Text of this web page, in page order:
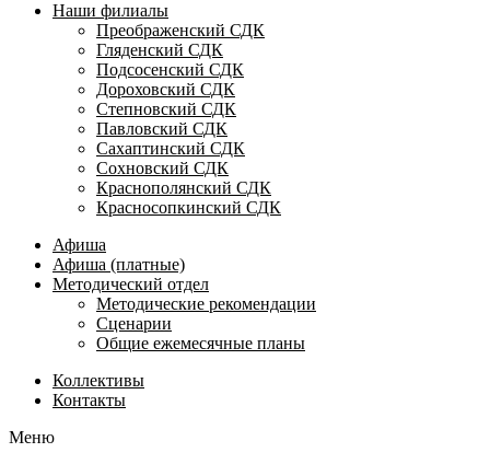
Наши филиалы
Преображенский СДК
Гляденский СДК
Подсосенский СДК
Дороховский СДК
Степновский СДК
Павловский СДК
Сахаптинский СДК
Сохновский СДК
Краснополянский СДК
Красносопкинский СДК
Афиша
Афиша (платные)
Методический отдел
Методические рекомендации
Сценарии
Общие ежемесячные планы
Коллективы
Контакты
Меню